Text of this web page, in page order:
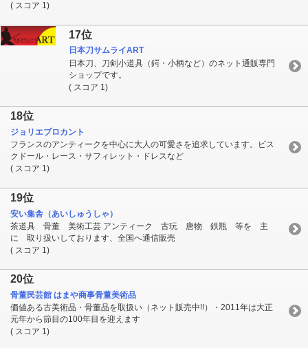
( スコア 1)
17位
日本刀サムライART
日本刀、刀剣小道具（鍔・小柄など）のネット通販専門
ショップです。
( スコア 1)
18位
ジョリエブロカント
フランスのアンティークを中心に大人の可愛さを追求しています。ビス
クドール・レース・サフィレット・ドレスなど
( スコア 1)
19位
安い集舎（あいしゅうしゃ）
茶道具 骨董 美術工芸 アンティーク 古玩 唐物 鉄瓶 等を 主
に 取り扱いしております、全国へ通信販売
( スコア 1)
20位
骨董民芸館 はまや商事骨董美術品
価値ある古美術品・骨董品を取扱い（ネット販売中!!）・2011年は大正
元年から節目の100年目を迎えます
( スコア 1)